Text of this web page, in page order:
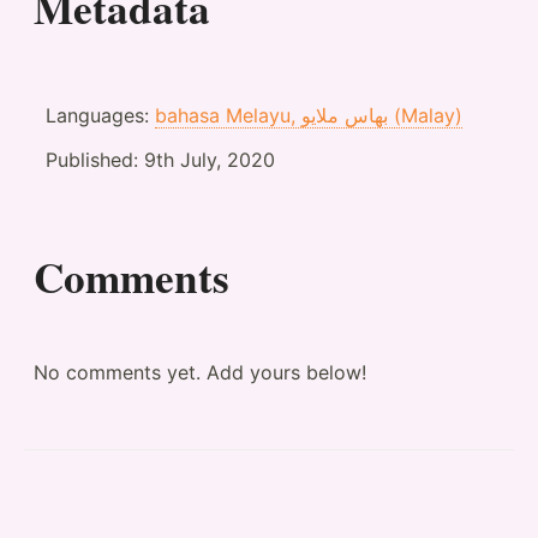
Languages:
bahasa Melayu, بهاس ملايو‎ (Malay)
Published: 9th July, 2020
Comments
No comments yet. Add yours below!